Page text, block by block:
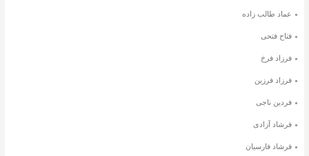
عماد طالب زاده
فتاح فتحی
فرزاد فرخ
فرزاد فرزین
فردین ناجی
فرشاد آزادی
فرشاد فارسیان